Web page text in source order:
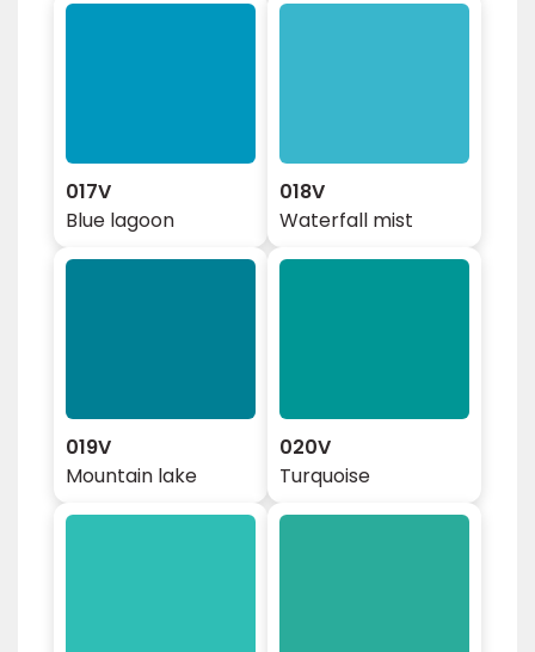
017V
Blue lagoon
018V
Waterfall mist
019V
Mountain lake
020V
Turquoise